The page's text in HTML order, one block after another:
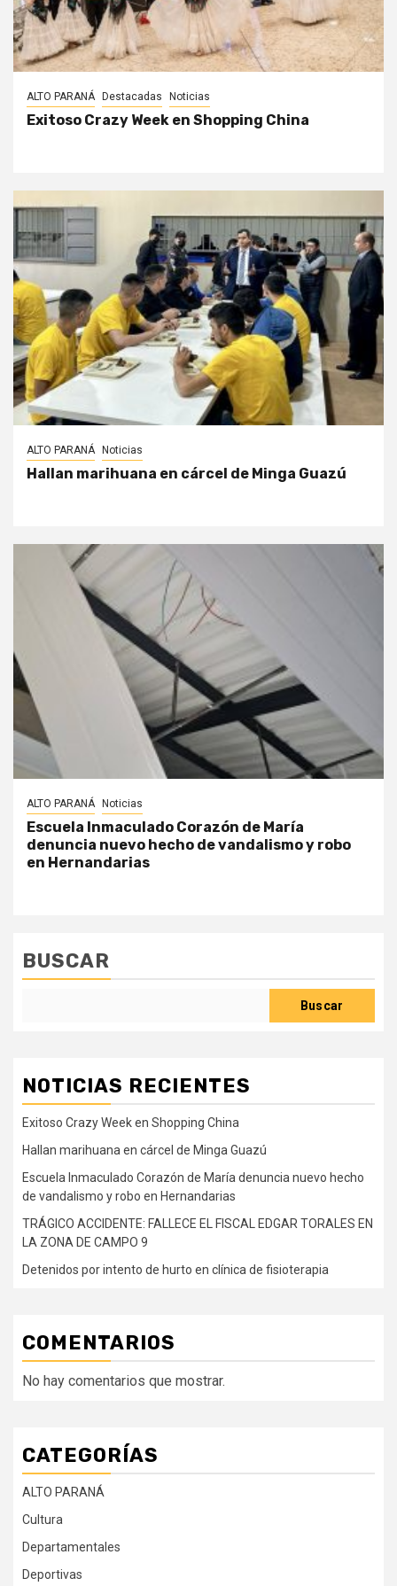
ALTO PARANÁ Destacadas Noticias
Exitoso Crazy Week en Shopping China
ALTO PARANÁ Noticias
Hallan marihuana en cárcel de Minga Guazú
ALTO PARANÁ Noticias
Escuela Inmaculado Corazón de María
denuncia nuevo hecho de vandalismo y robo
en Hernandarias
BUSCAR
Buscar
NOTICIAS RECIENTES
Exitoso Crazy Week en Shopping China
Hallan marihuana en cárcel de Minga Guazú
Escuela Inmaculado Corazón de María denuncia nuevo hecho
de vandalismo y robo en Hernandarias
TRÁGICO ACCIDENTE: FALLECE EL FISCAL EDGAR TORALES EN
LA ZONA DE CAMPO 9
Detenidos por intento de hurto en clínica de fisioterapia
COMENTARIOS
No hay comentarios que mostrar.
CATEGORÍAS
ALTO PARANÁ
Cultura
Departamentales
Deportivas